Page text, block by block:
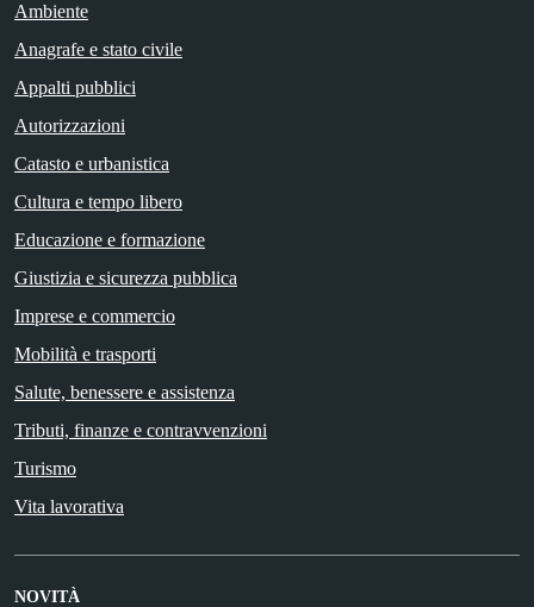
Ambiente
Anagrafe e stato civile
Appalti pubblici
Autorizzazioni
Catasto e urbanistica
Cultura e tempo libero
Educazione e formazione
Giustizia e sicurezza pubblica
Imprese e commercio
Mobilità e trasporti
Salute, benessere e assistenza
Tributi, finanze e contravvenzioni
Turismo
Vita lavorativa
NOVITÀ